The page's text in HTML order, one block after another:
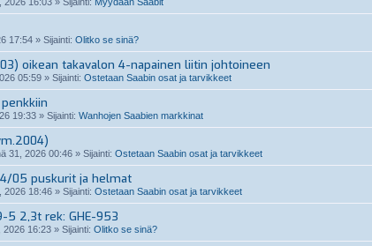
17:54 » Sijainti: Olitko se sinä?
oikean takavalon 4-napainen liitin johtoineen
05:59 » Sijainti: Ostetaan Saabin osat ja tarvikkeet
19:33 » Sijainti: Wanhojen Saabien markkinat
31, 2026 00:46 » Sijainti: Ostetaan Saabin osat ja tarvikkeet
05 puskurit ja helmat
2026 18:46 » Sijainti: Ostetaan Saabin osat ja tarvikkeet
5 2,3t rek: GHE-953
2026 16:23 » Sijainti: Olitko se sinä?